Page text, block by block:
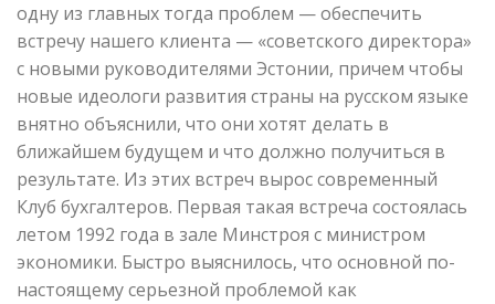
одну из главных тогда проблем — обеспечить
встречу нашего клиента — «советского директора»
с новыми руководителями Эстонии, причем чтобы
новые идеологи развития страны на русском языке
внятно объяснили, что они хотят делать в
ближайшем будущем и что должно получиться в
результате. Из этих встреч вырос современный
Клуб бухгалтеров. Первая такая встреча состоялась
летом 1992 года в зале Минстроя с министром
экономики. Быстро выяснилось, что основной по-
настоящему серьезной проблемой как